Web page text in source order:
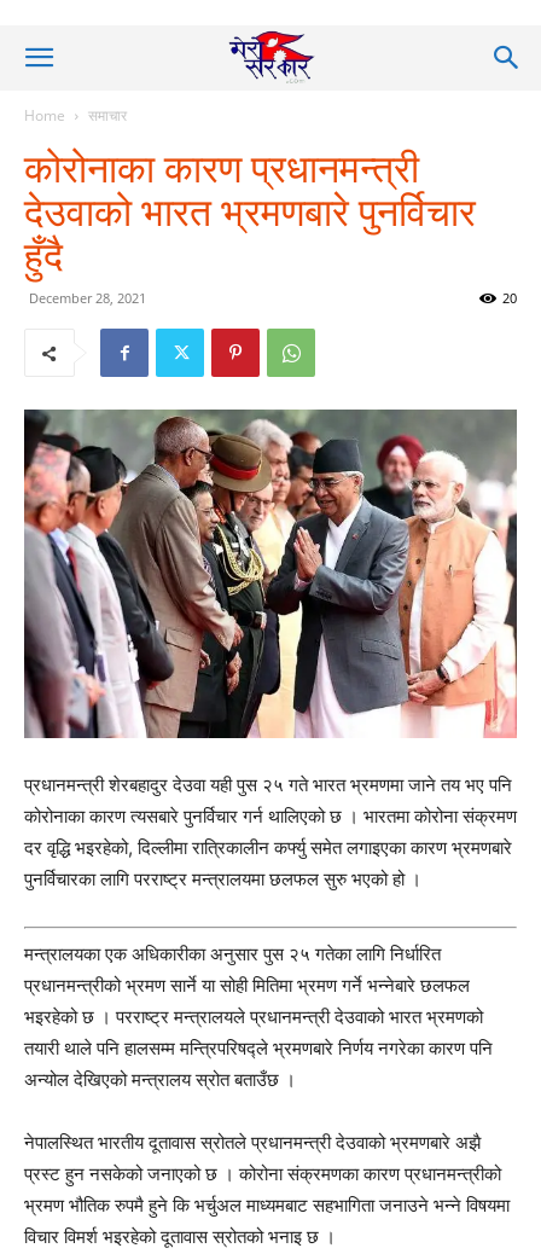
Home समाचार
कोरोनाका कारण प्रधानमन्त्री
देउवाको भारत भ्रमणबारे पुनर्विचार
हुँदै
December 28, 2021 20
प्रधानमन्त्री शेरबहादुर देउवा यही पुस २५ गते भारत भ्रमणमा जाने तय भए पनि
कोरोनाका कारण त्यसबारे पुनर्विचार गर्न थालिएको छ । भारतमा कोरोना संक्रमण
दर वृद्धि भइरहेको, दिल्लीमा रात्रिकालीन कर्फ्यु समेत लगाइएका कारण भ्रमणबारे
पुनर्विचारका लागि परराष्ट्र मन्त्रालयमा छलफल सुरु भएको हो ।
मन्त्रालयका एक अधिकारीका अनुसार पुस २५ गतेका लागि निर्धारित
प्रधानमन्त्रीको भ्रमण सार्ने या सोही मितिमा भ्रमण गर्ने भन्नेबारे छलफल
भइरहेको छ । परराष्ट्र मन्त्रालयले प्रधानमन्त्री देउवाको भारत भ्रमणको
तयारी थाले पनि हालसम्म मन्त्रिपरिषद्ले भ्रमणबारे निर्णय नगरेका कारण पनि
अन्योल देखिएको मन्त्रालय स्रोत बताउँछ ।
नेपालस्थित भारतीय दूतावास स्रोतले प्रधानमन्त्री देउवाको भ्रमणबारे अझै
प्रस्ट हुन नसकेको जनाएको छ । कोरोना संक्रमणका कारण प्रधानमन्त्रीको
भ्रमण भौतिक रुपमै हुने कि भर्चुअल माध्यमबाट सहभागिता जनाउने भन्ने विषयमा
विचार विमर्श भइरहेको दूतावास स्रोतको भनाइ छ ।